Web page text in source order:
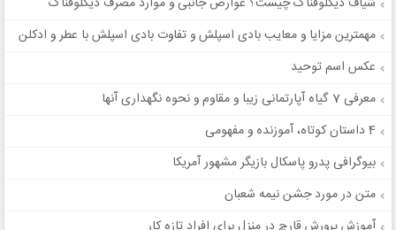
مهمترین مزایا و معایب بادی اسپلش و تفاوت بادی اسپلش با عطر و ادکلن
عکس اسم توحيد
معرفی 7 گیاه آپارتمانی زیبا و مقاوم و نحوه نگهداری آنها
4 داستان کوتاه، آموزنده و مفهومی
بیوگرافی پدرو پاسکال بازیگر مشهور آمریکا
متن در مورد جشن نیمه شعبان